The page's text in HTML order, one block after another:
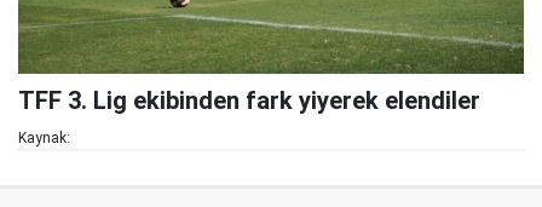
TFF 3. Lig ekibinden fark yiyerek elendiler
Kaynak: